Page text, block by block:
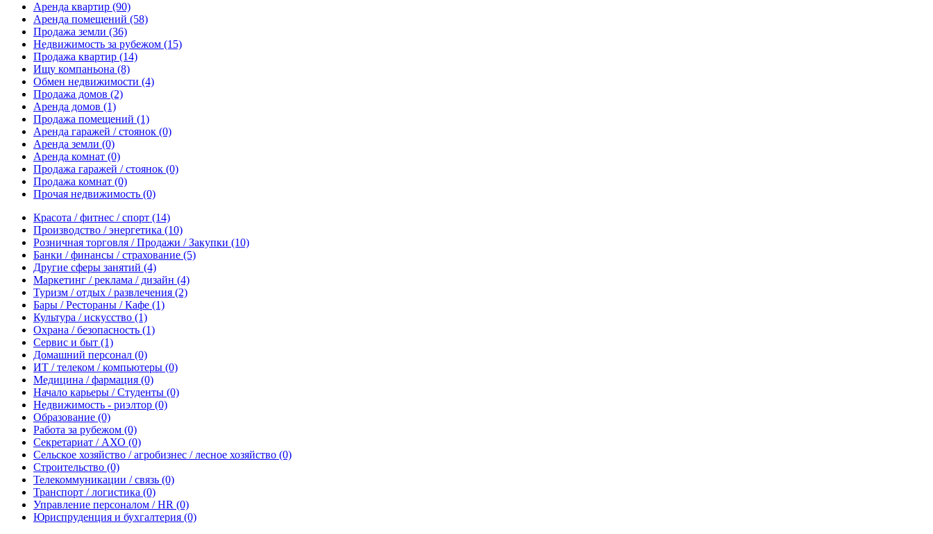
Аренда квартир (90)
Аренда помещений (58)
Продажа земли (36)
Недвижимость за рубежом (15)
Продажа квартир (14)
Ищу компаньона (8)
Обмен недвижимости (4)
Продажа домов (2)
Аренда домов (1)
Продажа помещений (1)
Аренда гаражей / стоянок (0)
Аренда земли (0)
Аренда комнат (0)
Продажа гаражей / стоянок (0)
Продажа комнат (0)
Прочая недвижимость (0)
Красота / фитнес / спорт (14)
Производство / энергетика (10)
Розничная торговля / Продажи / Закупки (10)
Банки / финансы / страхование (5)
Другие сферы занятий (4)
Маркетинг / реклама / дизайн (4)
Туризм / отдых / развлечения (2)
Бары / Рестораны / Кафе (1)
Культура / искусство (1)
Охрана / безопасность (1)
Сервис и быт (1)
Домашний персонал (0)
ИТ / телеком / компьютеры (0)
Медицина / фармация (0)
Начало карьеры / Студенты (0)
Недвижимость - риэлтор (0)
Образование (0)
Работа за рубежом (0)
Секретариат / АХО (0)
Сельское хозяйство / агробизнес / лесное хозяйство (0)
Строительство (0)
Телекоммуникации / связь (0)
Транспорт / логистика (0)
Управление персоналом / HR (0)
Юриспруденция и бухгалтерия (0)